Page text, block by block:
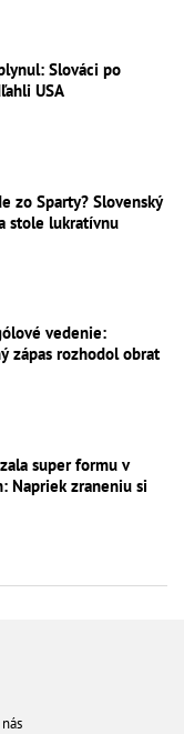
Slováci po
USA
zo Sparty? Slovenský
stole lukratívnu
vedenie:
zápas rozhodol obrat
super formu v
Napriek zraneniu si